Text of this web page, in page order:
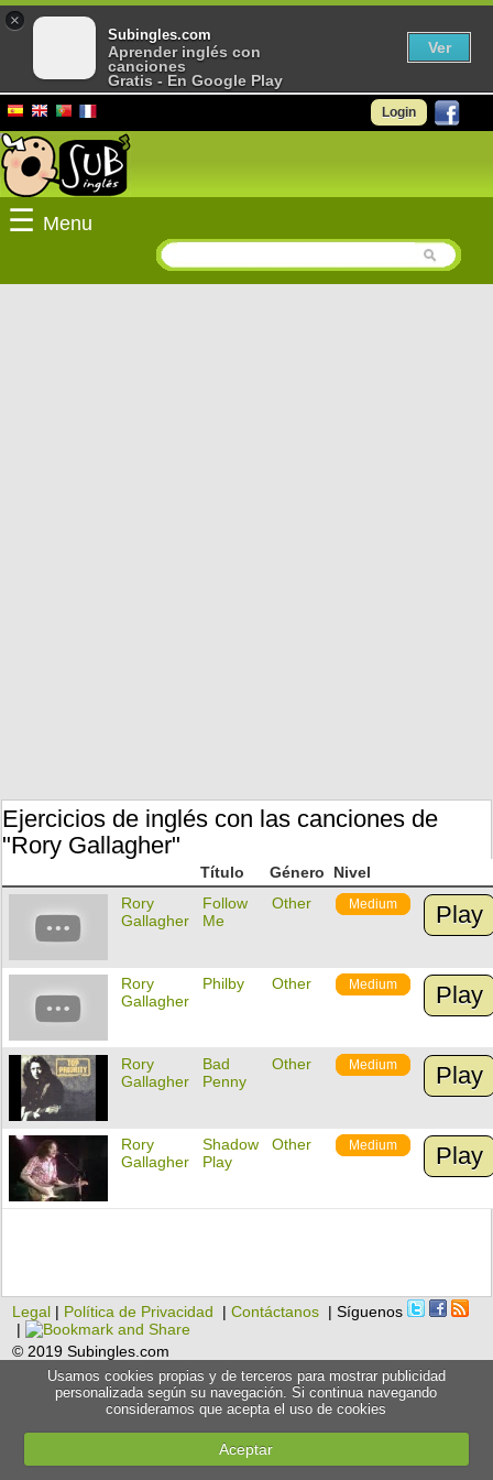
Login
☰ Menu
Ejercicios de inglés con las canciones de
"Rory Gallagher"
Título Género
Nivel
Rory
Gallagher
Follow
Me
Other Medium Play
Rory
Gallagher
Philby Other Medium Play
Rory
Gallagher
Bad
Penny
Other Medium Play
Rory
Gallagher
Shadow
Play
Other Medium Play
Legal | Política de Privacidad |Contáctanos | Síguenos
|
© 2019 Subingles.com
Usamos cookies propias y de terceros para mostrar publicidad
personalizada según su navegación. Si continua navegando
consideramos que acepta el uso de cookies
Aceptar
×
Subingles.com
Aprender inglés con
canciones
Gratis - En Google Play
Ver